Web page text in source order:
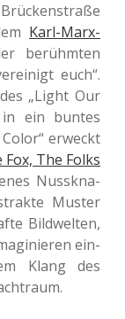
Karl-Marx-
berühm­ten
euch“.
„Light Our
in ein buntes
erweckt
Fox, The Folks
Nuss­kna­
Muster
Bild­wel­ten,
ein­
Klang des